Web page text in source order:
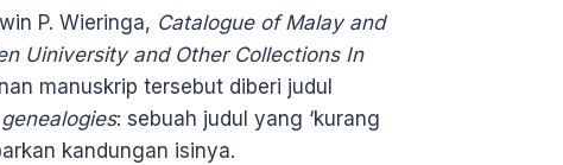
P. Wieringa, Catalogue of Malay and
Uiniversity and Other Collections In
manuskrip tersebut diberi judul
: sebuah judul yang ‘kurang
kandungan isinya.